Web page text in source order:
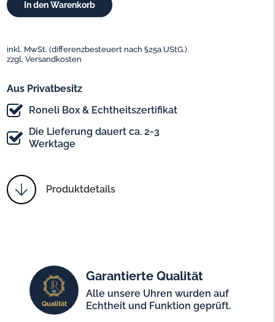
inkl. MwSt. (differenzbesteuert nach §25a UStG.)
zzgl. Versandkosten
Aus Privatbesitz
Roneli Box & Echtheitszertifikat
Die Lieferung dauert ca. 2-3
Werktage
Produktdetails
Qualität
Garantierte Qualität
Alle unsere Uhren wurden auf
Echtheit und Funktion geprüft.